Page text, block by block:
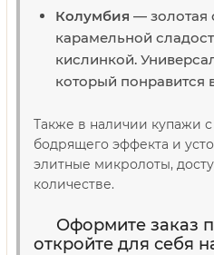
Колумбия — золотая
карамельной
кислинкой.
который понравится
Также в наличии купажи
бодрящего эффекта и
элитные микролоты,
количестве.
Оформите заказ
откройте для себя